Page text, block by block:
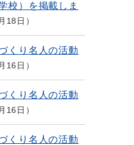
校）を掲載しま
18日
くり名人の活動
16日
くり名人の活動
16日
くり名人の活動